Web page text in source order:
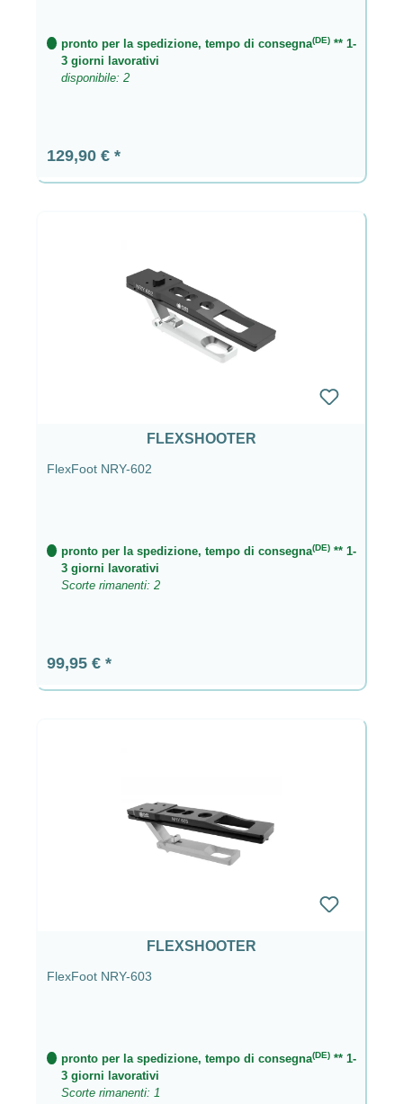
pronto per la spedizione, tempo di consegna(DE)** 1-
3 giorni lavorativi
disponibile: 2
Prezzo normale:
129,90 €
FLEXSHOOTER
FlexFoot NRY-602
pronto per la spedizione, tempo di consegna(DE)** 1-
3 giorni lavorativi
Scorte rimanenti: 2
Prezzo normale:
99,95 €
FLEXSHOOTER
FlexFoot NRY-603
pronto per la spedizione, tempo di consegna(DE)** 1-
3 giorni lavorativi
Scorte rimanenti: 1